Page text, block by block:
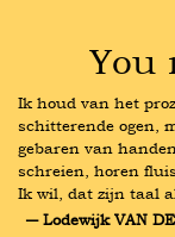
You
Ik houd van het
schitterende ogen,
gebaren van
schreien, horen
Ik wil, dat zijn taal
― Lodewijk VAN